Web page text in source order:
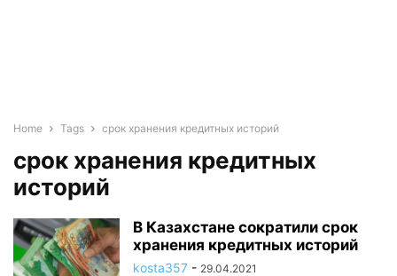
Home Tags срок хранения кредитных историй
срок хранения кредитных
историй
В Казахстане сократили срок
хранения кредитных историй
kosta357 - 29.04.2021